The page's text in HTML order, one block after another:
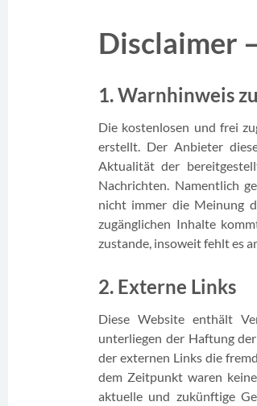
Disclaimer
1. Warnhinweis
Die kostenlosen und frei
erstellt. Der Anbieter
Aktualität der
Nachrichten. Namentlich
nicht immer die Meinung
zugänglichen Inhalte
zustande, insoweit fehlt es
2. Externe Links
Diese Website enthält
unterliegen der Haftung
der externen Links die
dem Zeitpunkt waren
aktuelle und zukünftige